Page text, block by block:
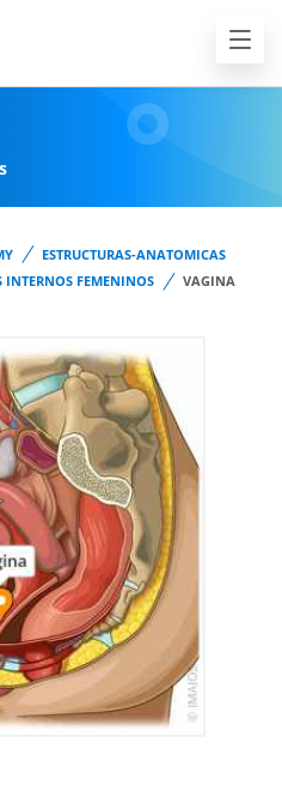
ESTRUCTURAS-ANATOMICAS
INTERNOS FEMENINOS VAGINA